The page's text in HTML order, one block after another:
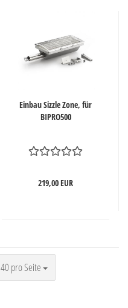
Einbau Sizzle Zone, für
BIPRO500
219,00 EUR
40 pro Seite
pro Seite